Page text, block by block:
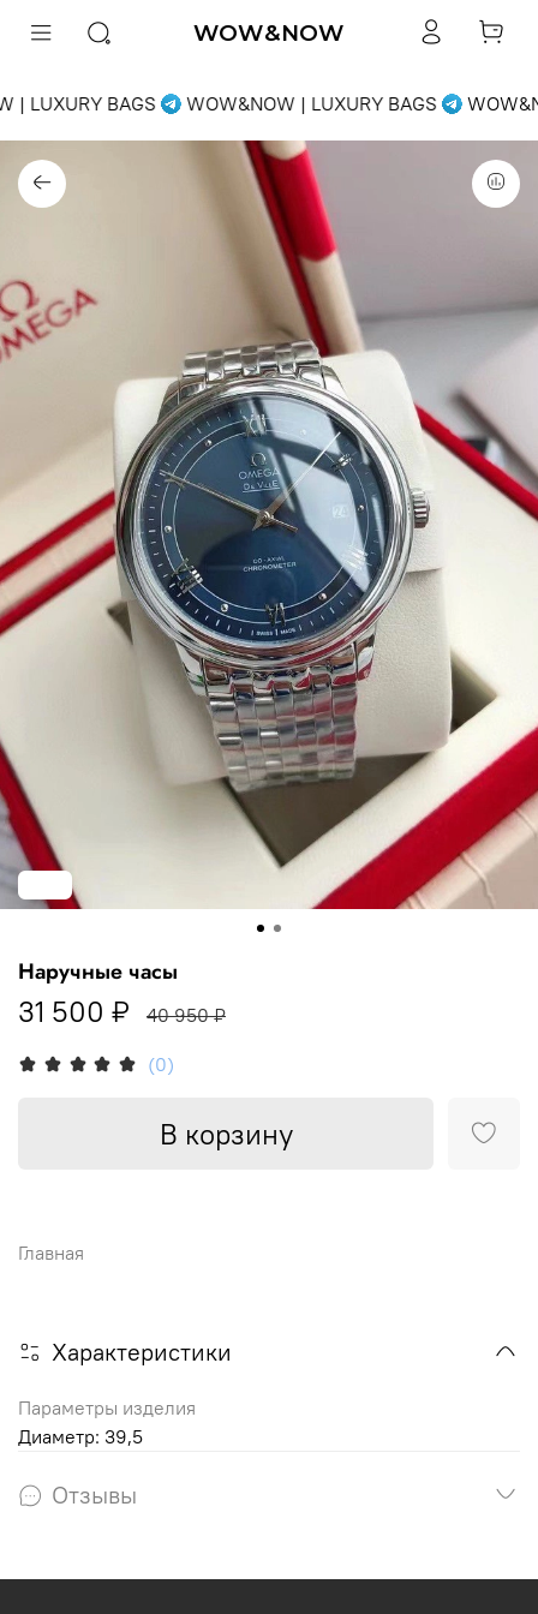
WOW&NOW
| LUXURY BAGS WOW&NOW | LUXURY BAGS
(0)
Наручные часы
31 500 ₽ 40 950 ₽
В корзину
Главная
Характеристики
Параметры изделия
Диаметр: 39,5
Отзывы